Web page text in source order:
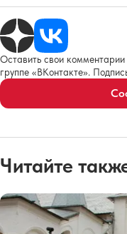
Оставить свои
группе «ВКонтакте».
Читайте